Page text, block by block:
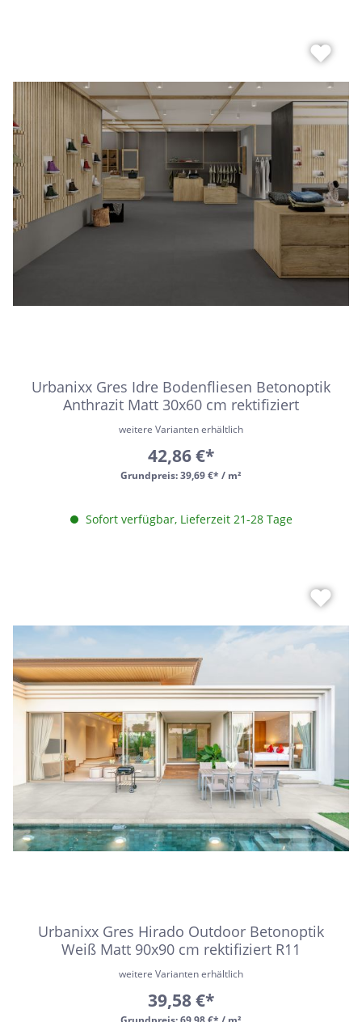
Urbanixx Gres Idre Bodenfliesen Betonoptik
Anthrazit Matt 30x60 cm rektifiziert
Grundpreis:39,69 €* / m²
weitere Varianten erhältlich
42,86 €*
Sofort verfügbar, Lieferzeit 21-28 Tage
Urbanixx Gres Hirado Outdoor Betonoptik
Weiß Matt 90x90 cm rektifiziert R11
weitere Varianten erhältlich
39,58 €*